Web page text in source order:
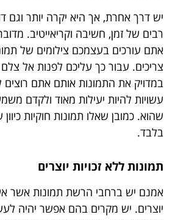
יש דרך אחרת, אך היא יקרה יותר וגם
רבים של זמן, חשיבה וקריאייטיב.
אתם עורכים בעצמכם צילומים של
צריכים. עבור כך עליכם לפנות אל צלם
במדויק את התמונות אותם אתם רוצים
עשויות להיות יעילות מאוד ולקדם
שהוא. כמובן שאלו תמונות חוקיות
בלבד.
תמונות ללא זכויות יוצרים
אמנם יש ברחבי הרשת תמונות אשר אין
יוצרים. יש מקרים בהם אפשר יהיה